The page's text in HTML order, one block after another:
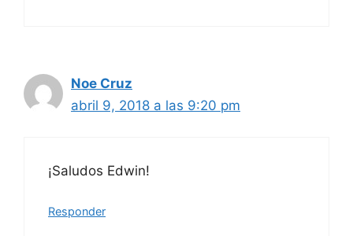
Noe Cruz
abril 9, 2018 a las 9:20 pm
¡Saludos Edwin!
Responder